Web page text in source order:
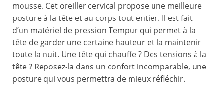
mousse. Cet oreiller cervical propose une meilleure
posture à la tête et au corps tout entier. Il est fait
d’un matériel de pression Tempur qui permet à la
tête de garder une certaine hauteur et la maintenir
toute la nuit. Une tête qui chauffe ? Des tensions à la
tête ? Reposez-la dans un confort incomparable, une
posture qui vous permettra de mieux réfléchir.